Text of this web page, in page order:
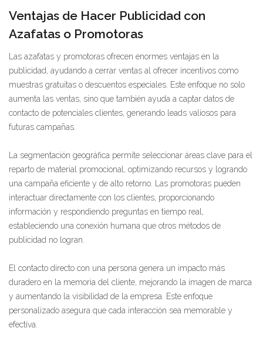
Ventajas de Hacer Publicidad con
Azafatas o Promotoras
Las azafatas y promotoras ofrecen enormes ventajas en la
publicidad, ayudando a cerrar ventas al ofrecer incentivos como
muestras gratuitas o descuentos especiales. Este enfoque no solo
aumenta las ventas, sino que también ayuda a captar datos de
contacto de potenciales clientes, generando leads valiosos para
futuras campañas.
La segmentación geográfica permite seleccionar áreas clave para el
reparto de material promocional, optimizando recursos y logrando
una campaña eficiente y de alto retorno. Las promotoras pueden
interactuar directamente con los clientes, proporcionando
información y respondiendo preguntas en tiempo real,
estableciendo una conexión humana que otros métodos de
publicidad no logran.
El contacto directo con una persona genera un impacto más
duradero en la memoria del cliente, mejorando la imagen de marca
y aumentando la visibilidad de la empresa. Este enfoque
personalizado asegura que cada interacción sea memorable y
efectiva.